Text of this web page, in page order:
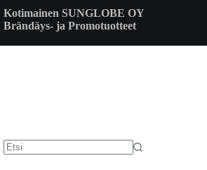
to
content
Kotimainen SUNGLOBE OY
Brändäys- ja Promotuotteet